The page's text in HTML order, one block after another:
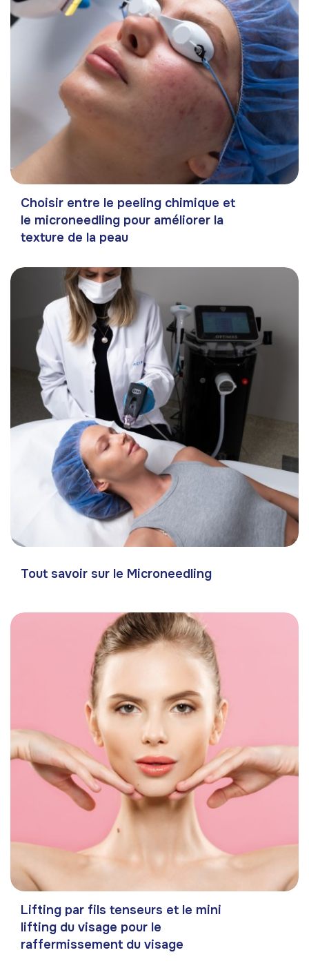
Choisir entre le peeling chimique et
le microneedling pour améliorer la
texture de la peau
Tout savoir sur le Microneedling
Lifting par fils tenseurs et le mini
lifting du visage pour le
raffermissement du visage